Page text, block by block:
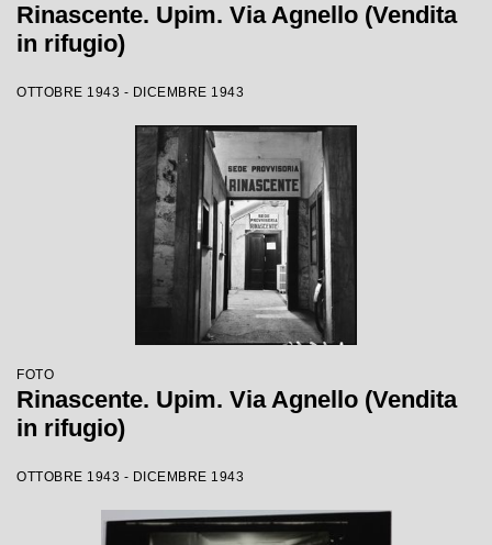
Rinascente. Upim. Via Agnello (Vendita
in rifugio)
OTTOBRE 1943 - DICEMBRE 1943
FOTO
Rinascente. Upim. Via Agnello (Vendita
in rifugio)
OTTOBRE 1943 - DICEMBRE 1943